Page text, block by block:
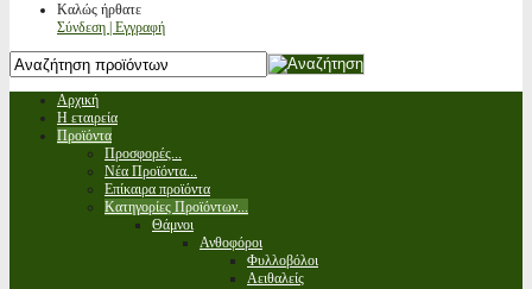
Καλώς ήρθατε
Σύνδεση | Εγγραφή
Αρχική
Η εταιρεία
Προϊόντα
Προσφορές...
Νέα Προϊόντα...
Επίκαιρα προϊόντα
Κατηγορίες Προϊόντων...
Θάμνοι
Ανθοφόροι
Φυλλοβόλοι
Αειθαλείς